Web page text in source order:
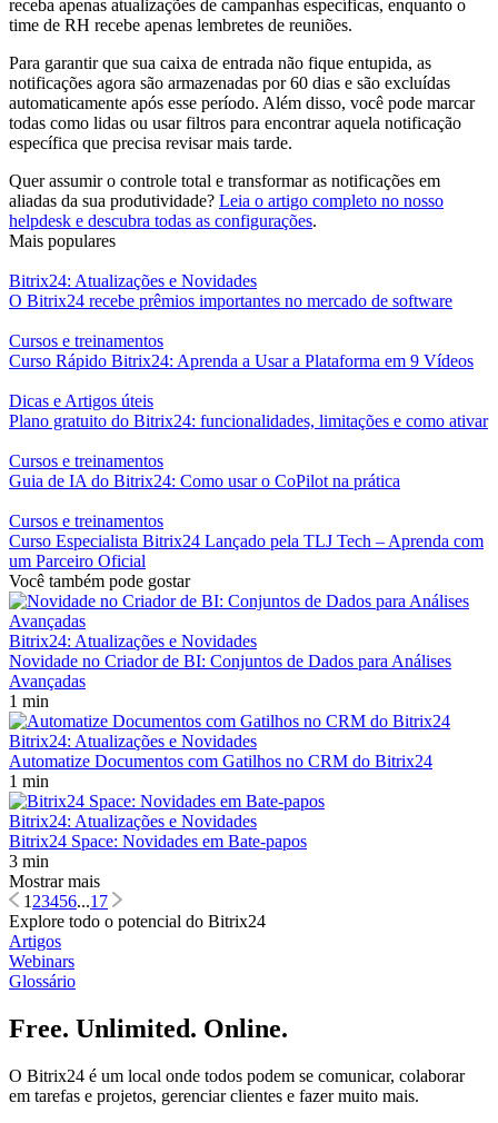
receba apenas atualizações de campanhas específicas, enquanto o
time de RH recebe apenas lembretes de reuniões.
Para garantir que sua caixa de entrada não fique entupida, as
notificações agora são armazenadas por 60 dias e são excluídas
automaticamente após esse período. Além disso, você pode marcar
todas como lidas ou usar filtros para encontrar aquela notificação
específica que precisa revisar mais tarde.
Quer assumir o controle total e transformar as notificações em
aliadas da sua produtividade? Leia o artigo completo no nosso
helpdesk e descubra todas as configurações.
Mais populares
Bitrix24: Atualizações e Novidades
O Bitrix24 recebe prêmios importantes no mercado de software
Cursos e treinamentos
Curso Rápido Bitrix24: Aprenda a Usar a Plataforma em 9 Vídeos
Dicas e Artigos úteis
Plano gratuito do Bitrix24: funcionalidades, limitações e como ativar
Cursos e treinamentos
Guia de IA do Bitrix24: Como usar o CoPilot na prática
Cursos e treinamentos
Curso Especialista Bitrix24 Lançado pela TLJ Tech – Aprenda com
um Parceiro Oficial
Você também pode gostar
Bitrix24: Atualizações e Novidades
Novidade no Criador de BI: Conjuntos de Dados para Análises
Avançadas
1 min
Bitrix24: Atualizações e Novidades
Automatize Documentos com Gatilhos no CRM do Bitrix24
1 min
Bitrix24: Atualizações e Novidades
Bitrix24 Space: Novidades em Bate-papos
3 min
Mostrar mais
123456...17
Explore todo o potencial do Bitrix24
Artigos
Webinars
Glossário
Free. Unlimited. Online.
O Bitrix24 é um local onde todos podem se comunicar, colaborar
em tarefas e projetos, gerenciar clientes e fazer muito mais.